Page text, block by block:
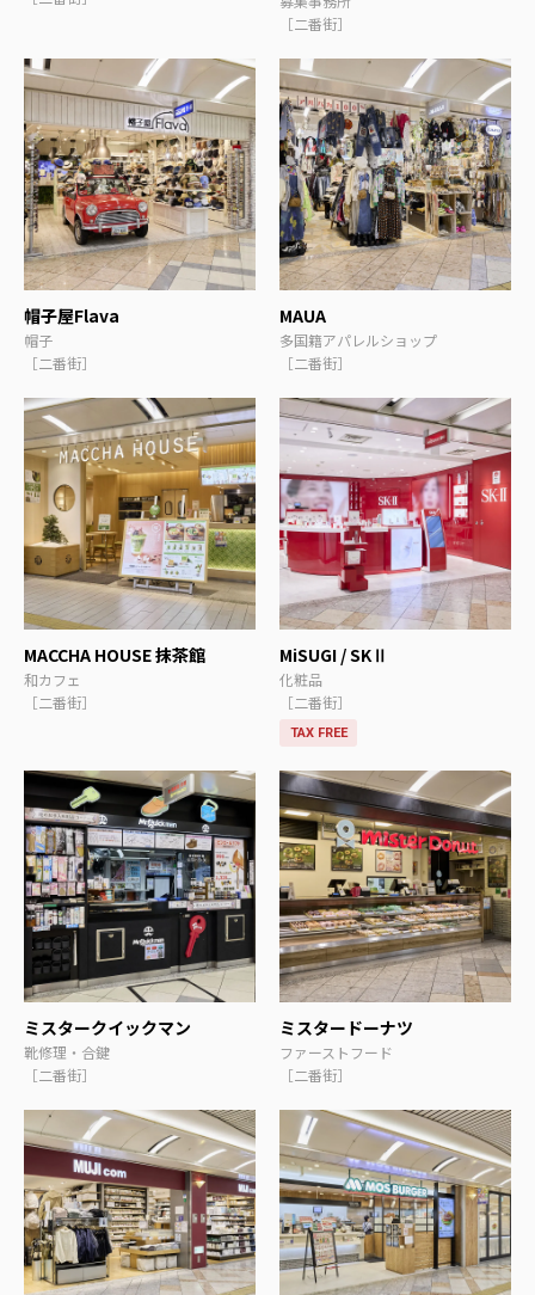
［二番街］
帽子屋Flava
帽子
［二番街］
MAUA
多国籍アパレルショップ
［二番街］
MACCHA HOUSE 抹茶館
和カフェ
［二番街］
MiSUGI / SKⅡ
化粧品
［二番街］
TAX FREE
ミスタークイックマン
靴修理・合鍵
［二番街］
ミスタードーナツ
ファーストフード
［二番街］